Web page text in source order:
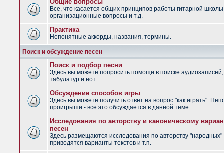
Общие вопросы
Все, что касается общих принципов работы гитарной
организационные вопросы и т.д.
Практика
Непонятные аккорды, названия, термины.
Поиск и обсуждение песен
Поиск и подбор песни
Здесь вы можете попросить помощи в поиске аудиозаписей,
табулатур и нот.
Обсуждение способов игры
Здесь вы можете получить ответ на вопрос "как играть".
проигрыши - все это обсуждается в данной теме.
Исследования по авторству и каноническому
песен
Здесь размещаются исследования по авторству "народных"
приводятся варианты текстов и т.п.